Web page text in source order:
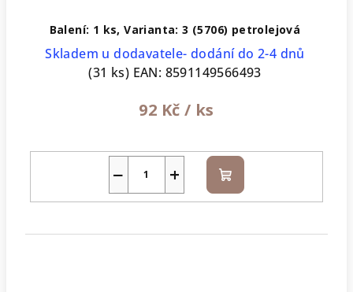
Balení: 1 ks, Varianta: 3 (5706) petrolejová
Skladem u dodavatele- dodání do 2-4 dnů
(31 ks) EAN: 8591149566493
92 Kč / ks
+
− Do
košíku